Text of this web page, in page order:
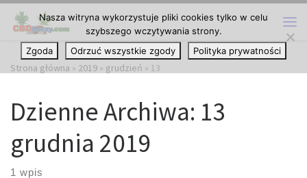
Przejdź do treści
Strona główna » 2019 » grudzień » 13
Dzienne Archiwa: 13
grudnia 2019
1 wpis
Nasza witryna wykorzystuje pliki cookies tylko w celu
szybszego wczytywania strony.
Zgoda
Odrzuć wszystkie zgody Polityka prywatności